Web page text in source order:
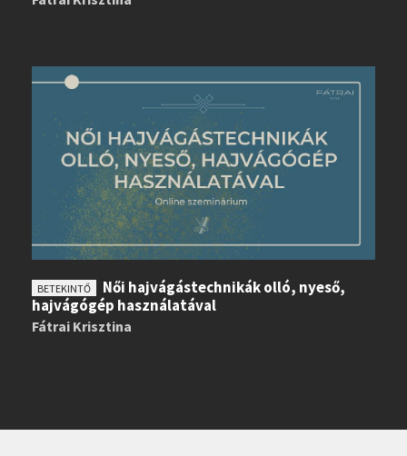
BETEKINTŐ
Női hajvágástechnikák olló, nyeső,
hajvágógép használatával
Fátrai Krisztina